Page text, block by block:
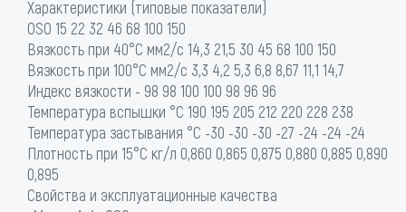
Характеристики (типовые показатели)
OSO 15 22 32 46 68 100 150
Вязкость при 40°С мм2/с 14,3 21,5 30 45 68 100 150
Вязкость при 100°С мм2/с 3,3 4,2 5,3 6,8 8,67 11,1 14,7
Индекс вязкости - 98 98 100 100 98 96 96
Температура вспышки °C 190 195 205 212 220 228 238
Температура застывания °C -30 -30 -30 -27 -24 -24 -24
Плотность при 15°С кг/л 0,860 0,865 0,875 0,880 0,885 0,890
0,895
Свойства и эксплуатационные качества